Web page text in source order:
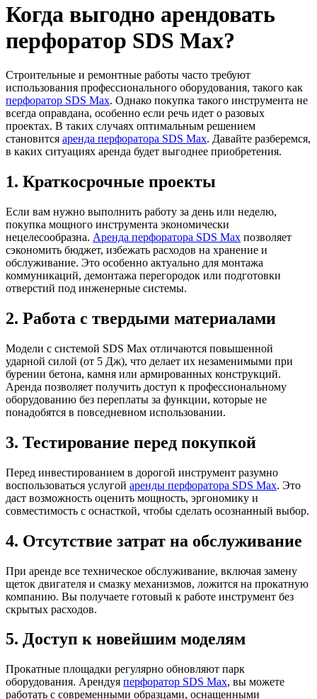
Когда выгодно арендовать
перфоратор SDS Max?
Строительные и ремонтные работы часто требуют
использования профессионального оборудования, такого как
перфоратор SDS Max. Однако покупка такого инструмента не
всегда оправдана, особенно если речь идет о разовых
проектах. В таких случаях оптимальным решением
становится аренда перфоратора SDS Max. Давайте разберемся,
в каких ситуациях аренда будет выгоднее приобретения.
1. Краткосрочные проекты
Если вам нужно выполнить работу за день или неделю,
покупка мощного инструмента экономически
нецелесообразна. Аренда перфоратора SDS Max позволяет
сэкономить бюджет, избежать расходов на хранение и
обслуживание. Это особенно актуально для монтажа
коммуникаций, демонтажа перегородок или подготовки
отверстий под инженерные системы.
2. Работа с твердыми материалами
Модели с системой SDS Max отличаются повышенной
ударной силой (от 5 Дж), что делает их незаменимыми при
бурении бетона, камня или армированных конструкций.
Аренда позволяет получить доступ к профессиональному
оборудованию без переплаты за функции, которые не
понадобятся в повседневном использовании.
3. Тестирование перед покупкой
Перед инвестированием в дорогой инструмент разумно
воспользоваться услугой аренды перфоратора SDS Max. Это
даст возможность оценить мощность, эргономику и
совместимость с оснасткой, чтобы сделать осознанный выбор.
4. Отсутствие затрат на обслуживание
При аренде все техническое обслуживание, включая замену
щеток двигателя и смазку механизмов, ложится на прокатную
компанию. Вы получаете готовый к работе инструмент без
скрытых расходов.
5. Доступ к новейшим моделям
Прокатные площадки регулярно обновляют парк
оборудования. Арендуя перфоратор SDS Max, вы можете
работать с современными образцами, оснащенными